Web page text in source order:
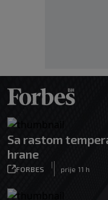
Sa rastom
hrane
FORBES
|
prije 11 h